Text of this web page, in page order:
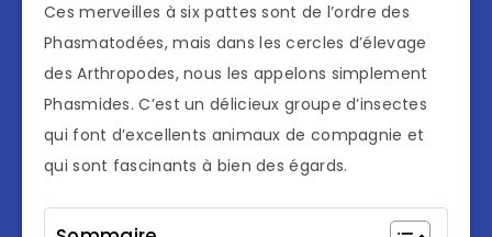
Ces merveilles à six pattes sont de l’ordre des
Phasmatodées, mais dans les cercles d’élevage
des Arthropodes, nous les appelons simplement
Phasmides. C’est un délicieux groupe d’insectes
qui font d’excellents animaux de compagnie et
qui sont fascinants à bien des égards.